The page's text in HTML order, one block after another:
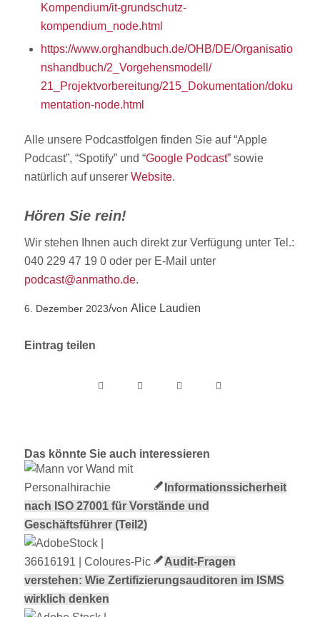
Kompendium/it-grundschutz-
kompendium_node.html
https://www.orghandbuch.de/OHB/DE/Organisatio
nshandbuch/2_Vorgehensmodell/
21_Projektvorbereitung/215_Dokumentation/doku
mentation-node.html
Alle unsere Podcastfolgen finden Sie auf “Apple
Podcast”, “Spotify” und “Google Podcast”sowie
natürlich auf unserer Website.
Hören Sie rein!
Wir stehen Ihnen auch direkt zur Verfügung unter Tel.:
040 229 47 19 0 oder per E-Mail unter
podcast@anmatho.de.
6. Dezember 2023/von Alice Laudien
Eintrag teilen
Das könnte Sie auch interessieren
Informationssicherheit
nach ISO 27001 für Vorstände und
Geschäftsführer (Teil2)
Audit-Fragen
verstehen: Wie Zertifizierungsauditoren im ISMS
wirklich denken